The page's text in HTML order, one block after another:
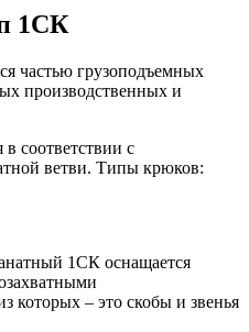
1СК
частью грузоподъемных
производственных и
соответствии с
ветви. Типы крюков:
1СК оснащается
которых – это скобы и звенья